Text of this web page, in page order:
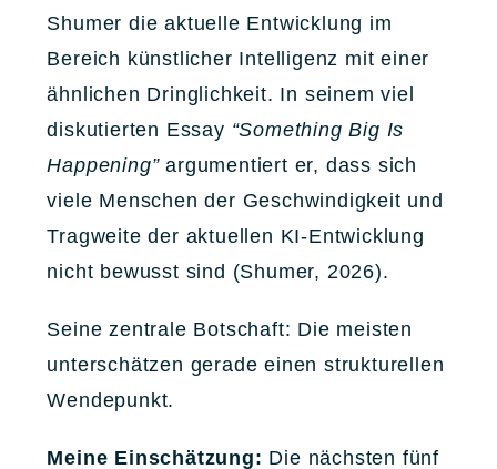
Shumer die aktuelle Entwicklung im
Bereich künstlicher Intelligenz mit einer
ähnlichen Dringlichkeit. In seinem viel
diskutierten Essay “Something Big Is
Happening”argumentiert er, dass sich
viele Menschen der Geschwindigkeit und
Tragweite der aktuellen KI-Entwicklung
nicht bewusst sind (Shumer, 2026).
Seine zentrale Botschaft: Die meisten
unterschätzen gerade einen strukturellen
Wendepunkt.
Meine Einschätzung: Die nächsten fünf